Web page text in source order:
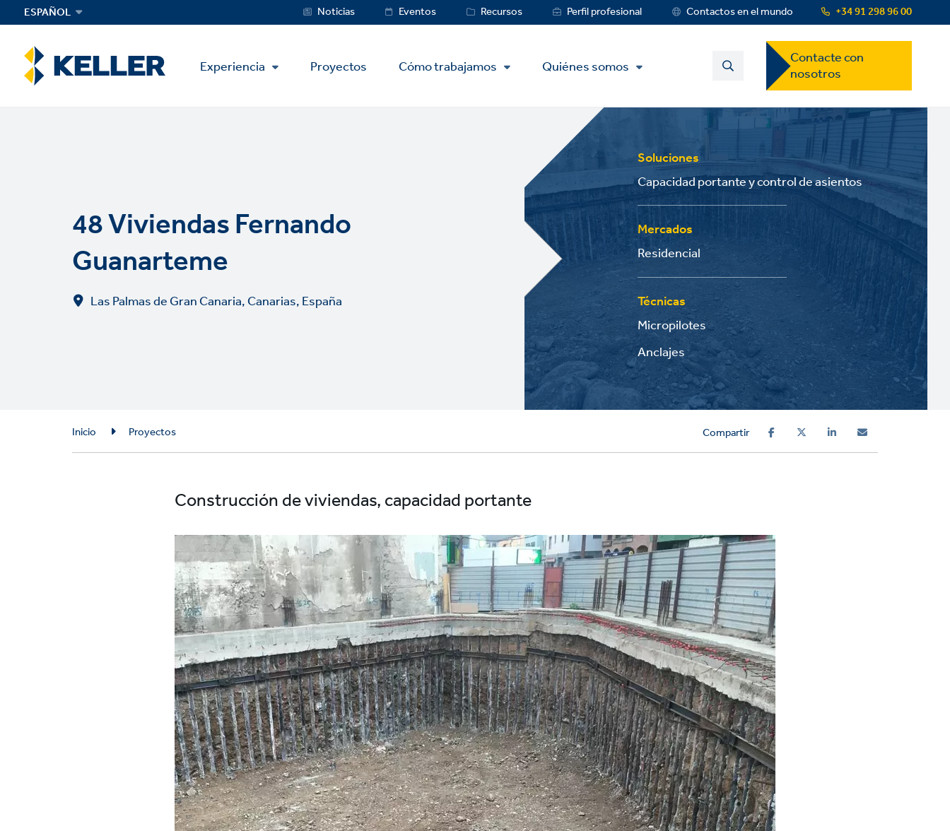
to
content
ESPAÑOL +34 91 298 96 00
Service
MenuNoticias Eventos Recursos Perfil profesional Contactos en el mundo
Main
Menu
Experiencia Proyectos Cómo trabajamos Quiénes somos
Contact
US
Dropdown
Menu
Contacte con
nosotros
48 Viviendas Fernando
Guanarteme
Las Palmas de Gran Canaria, Canarias, España
Soluciones
Capacidad portante y control de asientos
Mercados
Residencial
Técnicas
Micropilotes
Anclajes
Breadcrumb
Inicio Proyectos Compartir
Construcción de viviendas, capacidad portante